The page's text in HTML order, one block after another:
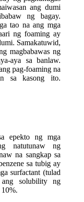
ang dumi
ng bagay.
tao na ang mga
ng foaming ay
Samakatuwid,
magbabawas ng
aya sa banlaw.
pag-foaming na
sa kasong ito.
epekto ng mga
natutunaw ng
na sangkap sa
sa tubig ay
surfactant (tulad
solubility ng
10%.